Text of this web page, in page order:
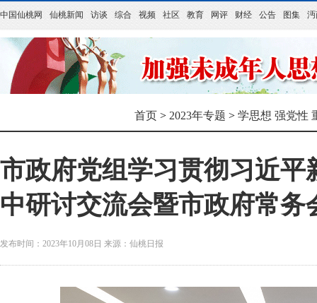
中国仙桃网 仙桃新闻 访谈 综合 视频 社区 教育 网评 财经 公告 图集
首页 > 2023年专题 > 学思想 强党性
市政府党组学习贯彻习近
中研讨交流会暨市政府常务
发布时间：2023年10月08日 来源： 仙桃日报